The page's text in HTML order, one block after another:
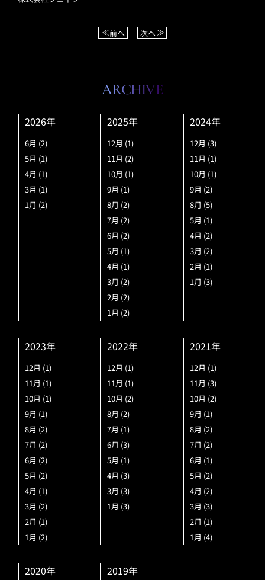
前へ 次へ
ARCHIVE
2026年
6月 (2)
5月 (1)
4月 (1)
3月 (1)
1月 (2)
2025年
12月 (1)
11月 (2)
10月 (1)
9月 (1)
8月 (2)
7月 (2)
6月 (2)
5月 (1)
4月 (1)
3月 (2)
2月 (2)
1月 (2)
2024年
12月 (3)
11月 (1)
10月 (1)
9月 (2)
8月 (5)
5月 (1)
4月 (2)
3月 (2)
2月 (1)
1月 (3)
2023年
12月 (1)
11月 (1)
10月 (1)
9月 (1)
8月 (2)
7月 (2)
6月 (2)
5月 (2)
4月 (1)
3月 (2)
2月 (1)
1月 (2)
2022年
12月 (1)
11月 (1)
10月 (2)
8月 (2)
7月 (1)
6月 (3)
5月 (1)
4月 (3)
3月 (3)
1月 (3)
2021年
12月 (1)
11月 (3)
10月 (2)
9月 (1)
8月 (2)
7月 (2)
6月 (1)
5月 (2)
4月 (2)
3月 (3)
2月 (1)
1月 (4)
2020年 2019年